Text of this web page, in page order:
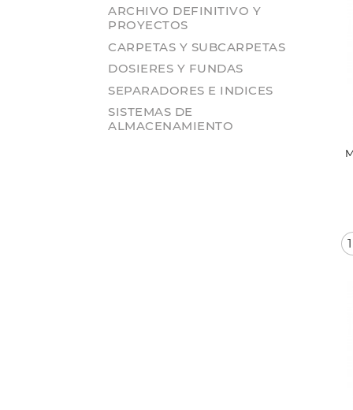
ARCHIVO DEFINITIVO Y
PROYECTOS
CARPETAS Y SUBCARPETAS
DOSIERES Y FUNDAS
SEPARADORES E INDICES
SISTEMAS DE
ALMACENAMIENTO